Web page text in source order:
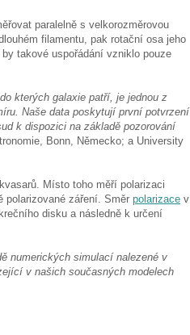
paralelně s velkorozměrovou
filamentu, pak rotační osa jeho
takové uspořádání vzniklo pouze
kterých galaxie patří, je jednou z
Naše data poskytují první potvrzení
k dispozici na základě pozorování
Bonn, Německo; a University
Místo toho měří polarizaci
polarizované záření. Směr polarizace v
disku a následně k určení
numerických simulací nalezené v
v našich současných modelech